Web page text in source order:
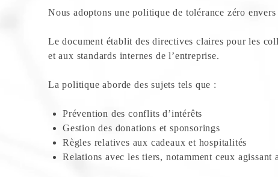
Nous adoptons une politique de tolérance zéro
Le document établit des directives claires pour les
et aux standards internes de l’entreprise.
La politique aborde des sujets tels que :
Prévention des conflits d’intérêts
Gestion des donations et sponsorings
Règles relatives aux cadeaux et hospitalités
Relations avec les tiers, notamment ceux